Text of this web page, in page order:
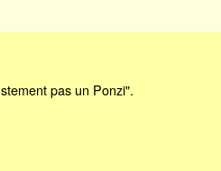
pas un Ponzi".